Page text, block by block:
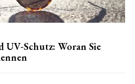
Schutz: Woran Sie